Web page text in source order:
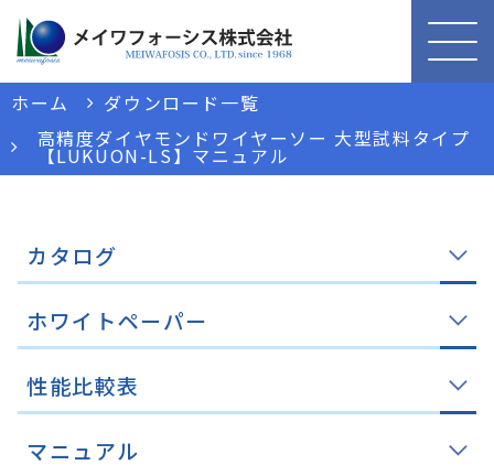
ホーム
ダウンロード一覧
高精度ダイヤモンドワイヤーソー 大型試料タイプ
【LUKUON-LS】マニュアル
カタログ
ホワイトペーパー
性能比較表
マニュアル